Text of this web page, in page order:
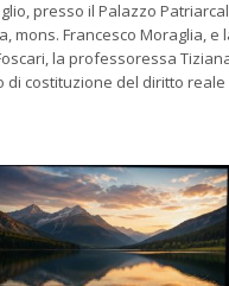
presso il Palazzo
mons. Francesco Moraglia, e
la professoressa
di costituzione del diritto reale